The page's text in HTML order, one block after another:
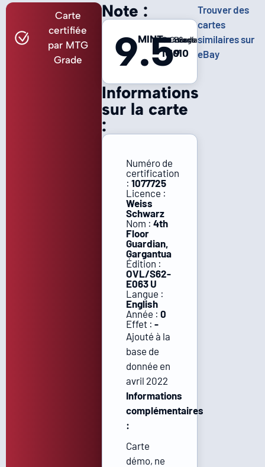
Carte
certifiée
par MTG
Grade
Informations
sur la carte
:
Numéro de
certification
: 1077725
Licence :
Weiss
Schwarz
Nom : 4th
Floor
Guardian,
Gargantua
Édition :
OVL/S62-
E063 U
Langue :
English
Année : 0
Effet : -
Ajouté à la
base de
donnée en
avril 2022
Informations
complémentaires
:
Carte
démo, ne
Note :
9.5
MINTCentrage
10
Coins
10
Bords
9
Surface
10
Trouver des
cartes
similaires sur
eBay